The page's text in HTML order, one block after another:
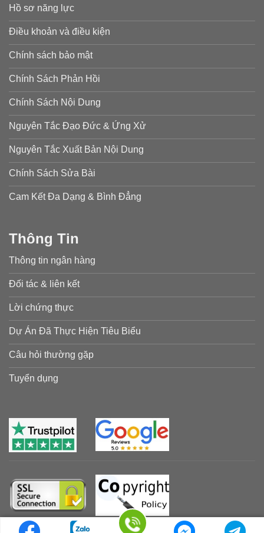
Hồ sơ năng lực
Điều khoản và điều kiện
Chính sách bảo mật
Chính Sách Phản Hồi
Chính Sách Nội Dung
Nguyên Tắc Đạo Đức & Ứng Xử
Nguyên Tắc Xuất Bản Nội Dung
Chính Sách Sửa Bài
Cam Kết Đa Dạng & Bình Đẳng
Thông Tin
Thông tin ngân hàng
Đối tác & liên kết
Lời chứng thực
Dự Án Đã Thực Hiện Tiêu Biểu
Câu hỏi thường gặp
Tuyển dụng